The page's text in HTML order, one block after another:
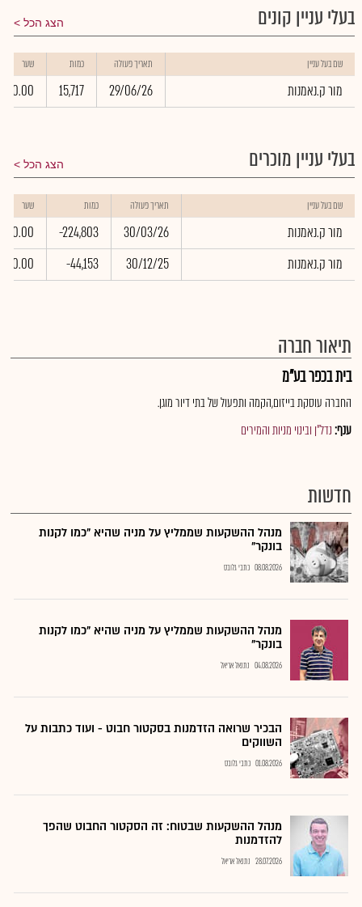
בעלי עניין קונים הצג הכל
שם בעל עניין תאריך פעולה כמות שער
מור ק.נאמנות 29/06/26
15,717
0.00
בעלי עניין מוכרים הצג הכל
שם בעל עניין תאריך פעולה כמות שער
מור ק.נאמנות 30/03/26
-224,803
0.00
מור ק.נאמנות
30/12/25
-44,153
0.00
תיאור חברה
בית בכפר בע"מ
החברה עוסקת בייזום,הקמה ותפעול של בתי דיור מוגן.
ענף:נדל"ן ובינוי מניות והמירים
חדשות
מנהל ההשקעות שממליץ על מניה שהיא "כמו לקנות
בונקר"
08.08.2026 כתבי גלובס
מנהל ההשקעות שממליץ על מניה שהיא "כמו לקנות
בונקר"
04.08.2026 נתנאל אריאל
הבכיר שרואה הזדמנות בסקטור חבוט - ועוד כתבות על
השווקים
01.08.2026 כתבי גלובס
מנהל ההשקעות שבטוח: זה הסקטור החבוט שהפך
להזדמנות
28.07.2026 נתנאל אריאל